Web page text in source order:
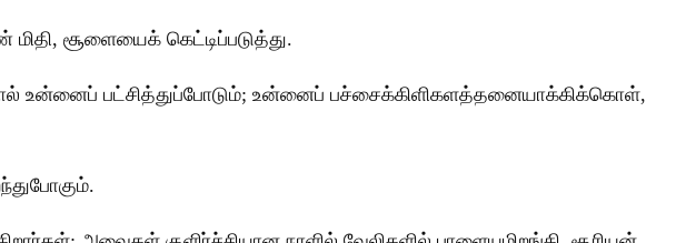
சூளையைக் கெட்டிப்படுத்து.
உன்னைப் பட்சித்துப்போடும்; உன்னைப் பச்சைக்கிளிகளத்தனையாக்கிக்கொள்,